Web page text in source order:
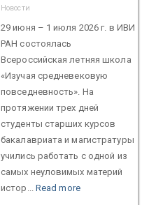
Новости
29 июня – 1 июля 2026 г. в ИВИ
РАН состоялась
Всероссийская летняя школа
«Изучая средневековую
повседневность». На
протяжении трех дней
студенты старших курсов
бакалавриата и магистратуры
учились работать с одной из
самых неуловимых материй
истор... Read more